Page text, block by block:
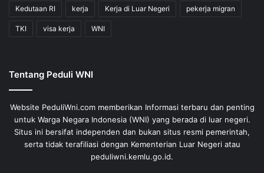
Kedutaan RI kerja Kerja di Luar Negeri pekerja migran
TKI visa kerja WNI
Tentang Peduli WNI
Website PeduliWni.com memberikan Informasi terbaru dan penting
untuk Warga Negara Indonesia (WNI) yang berada di luar negeri.
Situs ini bersifat independen dan bukan situs resmi pemerintah,
serta tidak terafiliasi dengan Kementerian Luar Negeri atau
peduliwni.kemlu.go.id.